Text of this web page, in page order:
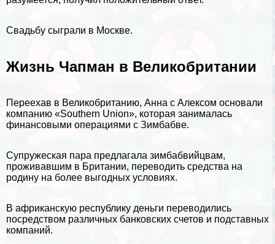
Свадьбу сыграли в Москве.
Жизнь Чапман в Великобритании
Переехав в Великобританию, Анна с Алексом основали
компанию «Southern Union», которая занималась
финансовыми операциями с Зимбабве.
Супружеская пара предлагала зимбабвийцвам,
проживавшим в Британии, переводить средства на
родину на более выгодных условиях.
В африканскую республику деньги переводились
посредством различных банковских счетов и подставных
компаний.